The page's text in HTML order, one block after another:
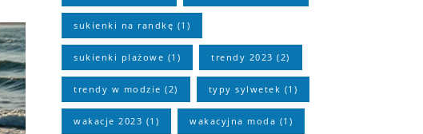
sukienki na randkę (1)
sukienki plażowe (1) trendy 2023 (2)
trendy w modzie (2) typy sylwetek (1)
wakacje 2023 (1) wakacyjna moda (1)